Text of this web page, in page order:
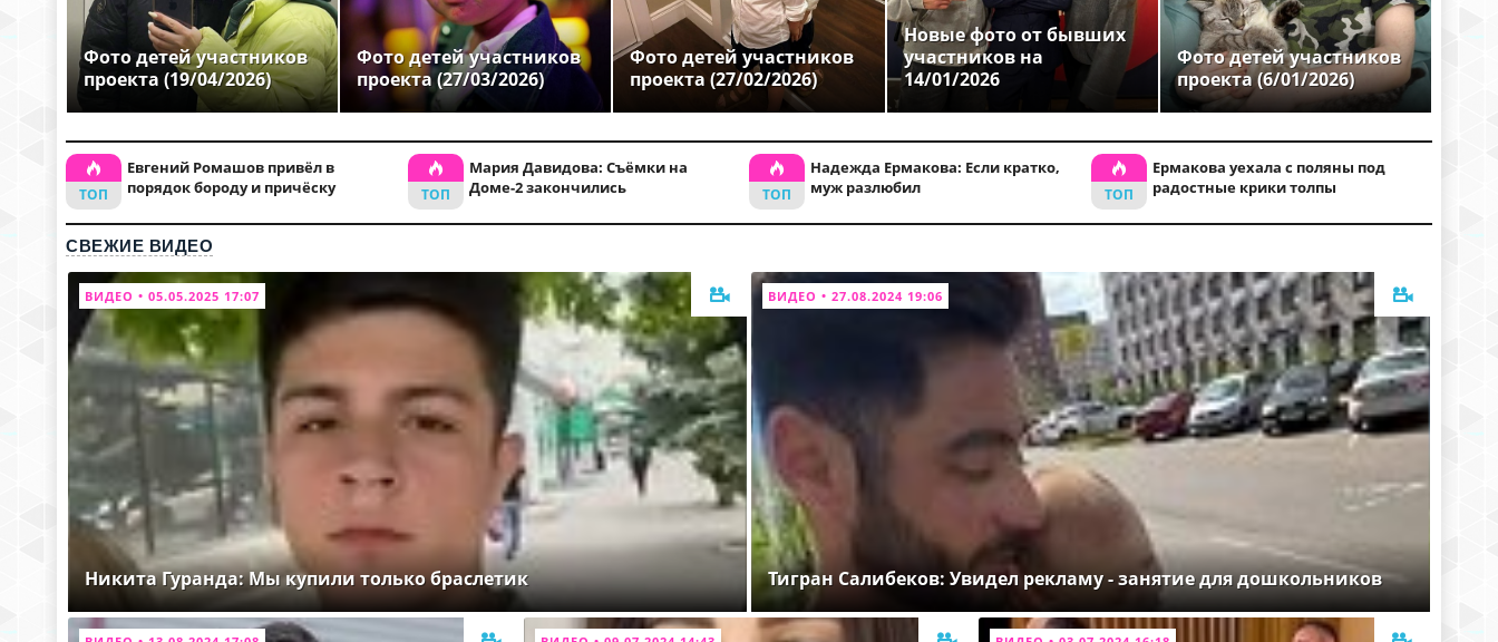
Фото детей участников
проекта (19/04/2026)
Фото детей участников
проекта (27/03/2026)
Фото детей участников
проекта (27/02/2026)
Новые фото от бывших
участников на
14/01/2026
Фото детей участников
проекта (6/01/2026)
Евгений Ромашов привёл в
порядок бороду и причёску
Мария Давидова: Съёмки на
Доме-2 закончились
Надежда Ермакова: Если кратко,
муж разлюбил
Ермакова уехала с поляны под
радостные крики толпы
СВЕЖИЕ ВИДЕО
ВИДЕО • 05.05.2025 17:07
Никита Гуранда: Мы купили только браслетик
ВИДЕО • 27.08.2024 19:06
Тигран Салибеков: Увидел рекламу - занятие для дошкольников